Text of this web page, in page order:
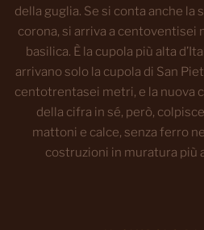
della guglia. Se si conta anche la
corona, si arriva a centoventisei
basilica. È la cupola più alta
arrivano solo la cupola di San
centotrentasei metri, e la nuova
della cifra in sé, però,
mattoni e calce, senza ferro
costruzioni in muratura più